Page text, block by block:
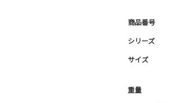
商品番号
シリーズ
サイズ
重量